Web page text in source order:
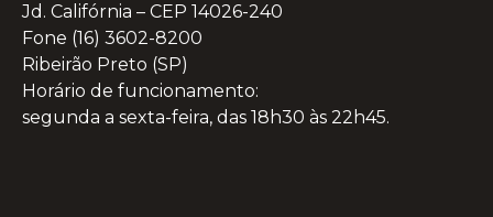
Jd. Califórnia – CEP 14026-240
Fone (16) 3602-8200
Ribeirão Preto (SP)
Horário de funcionamento:
segunda a sexta-feira, das 18h30 às 22h45.